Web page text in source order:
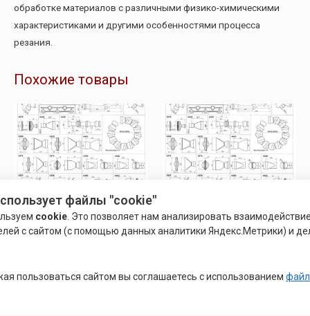
обработке материалов с различными физико-химическими
характеристиками и другими особенностями процесса
резания.
Похожие товары
НАКОНЕЧНИК 1-1/4 С
ПЛОСКИМ РАСТРУБОМ 32ММ
РАСТРУБОМ 30ММ
файлы "cookie"
cookie . Это позволяет нам анализировать
с сайтом (с помощью данных аналитики Яндекс.Метрики) и
пользоваться сайтом вы соглашаетесь с использованием